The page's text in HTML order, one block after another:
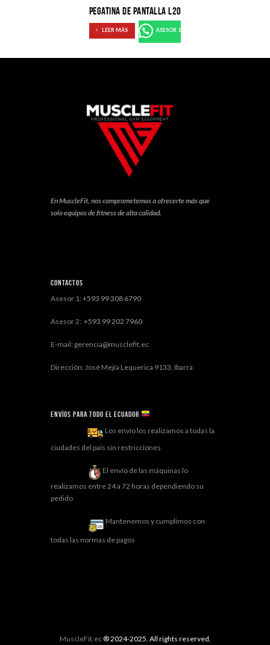
Pegatina de pantalla L20
LEER MÁS ASESOR 1
En MuscleFit, nos comprometemos a ofrecerte más que
solo equipos de fitness de alta calidad.
Contactos
Asesor 1: +593 99 308 6790
Asesor 2: +593 99 202 7960
E-mail: gerencia@musclefit.ec
Dirección: José Mejía Lequerica 9133, Ibarra
Envíos para todo el ECUADOR
Los envío los realizamos a todas la
ciudades del país sin restricciones
El envío de las máquinas lo
realizamos entre 24 a 72 horas dependiendo su
pedido
Mantenemos y cumplimos con
todas las normas de pagos
MuscleFit.ec® 2024-2025. All rights reserved.